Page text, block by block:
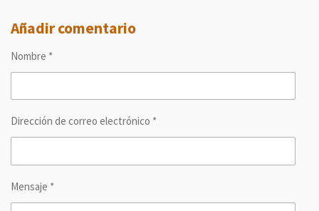
p
a
t
p
a
p
a
p
a
Añadir comentario
Nombre *
Dirección de correo electrónico *
Mensaje *